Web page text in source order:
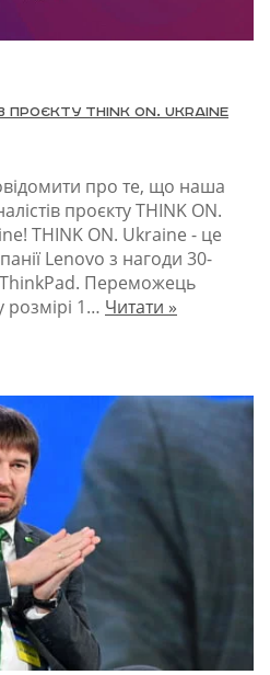
проєкту THINK ON. Ukraine
про те, що наша
проєкту THINK ON.
THINK ON. Ukraine - це
Lenovo з нагоди 30-
ThinkPad. Переможець
розмірі 1… Читати »